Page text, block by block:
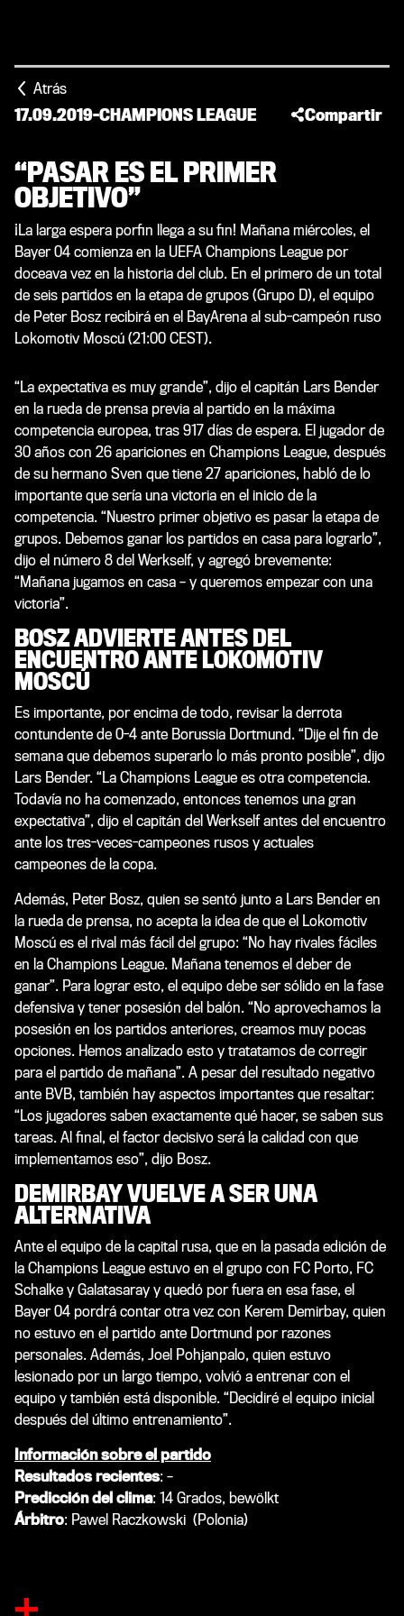
Atrás
17.09.2019-CHAMPIONS LEAGUE Compartir
“PASAR ES EL PRIMER
OBJETIVO”
¡La larga espera porfin llega a su fin! Mañana miércoles, el
Bayer 04 comienza en la UEFA Champions League por
doceava vez en la historia del club. En el primero de un total
de seis partidos en la etapa de grupos (Grupo D), el equipo
de Peter Bosz recibirá en el BayArena al sub-campeón ruso
Lokomotiv Moscú (21:00 CEST).
“La expectativa es muy grande”, dijo el capitán Lars Bender
en la rueda de prensa previa al partido en la máxima
competencia europea, tras 917 días de espera. El jugador de
30 años con 26 apariciones en Champions League, después
de su hermano Sven que tiene 27 apariciones, habló de lo
importante que sería una victoria en el inicio de la
competencia. “Nuestro primer objetivo es pasar la etapa de
grupos. Debemos ganar los partidos en casa para lograrlo”,
dijo el número 8 del Werkself, y agregó brevemente:
“Mañana jugamos en casa – y queremos empezar con una
victoria”.
BOSZADVIERTE ANTES DEL
ENCUENTRO ANTE LOKOMOTIV
MOSCÚ
Es importante, por encima de todo, revisar la derrota
contundente de 0-4 ante Borussia Dortmund. “Dije el fin de
semana que debemos superarlo lo más pronto posible”, dijo
Lars Bender. “La Champions League es otra competencia.
Todavía no ha comenzado, entonces tenemos una gran
expectativa”, dijo el capitán del Werkself antes del encuentro
ante los tres-veces-campeones rusos y actuales
campeones de la copa.
Además, Peter Bosz, quien se sentó junto a Lars Bender en
la rueda de prensa, no acepta la idea de que el Lokomotiv
Moscú es el rival más fácil del grupo: “No hay rivales fáciles
en la Champions League. Mañana tenemos el deber de
ganar”. Para lograr esto, el equipo debe ser sólido en la fase
defensiva y tener posesión del balón. “No aprovechamos la
posesión en los partidos anteriores, creamos muy pocas
opciones. Hemos analizado esto y tratatamos de corregir
para el partido de mañana”. A pesar del resultado negativo
ante BVB, también hay aspectos importantes que resaltar:
“Los jugadores saben exactamente qué hacer, se saben sus
tareas. Al final, el factor decisivo será la calidad con que
implementamos eso”, dijo Bosz.
DEMIRBAYVUELVE A SER UNA
ALTERNATIVA
Ante el equipo de la capital rusa, que en la pasada edición de
la Champions League estuvo en el grupo con FC Porto, FC
Schalke y Galatasaray y quedó por fuera en esa fase, el
Bayer 04 pordrá contar otra vez con Kerem Demirbay, quien
no estuvo en el partido ante Dortmund por razones
personales. Además, Joel Pohjanpalo, quien estuvo
lesionado por un largo tiempo, volvió a entrenar con el
equipo y también está disponible. “Decidiré el equipo inicial
después del último entrenamiento”.
Información sobre el partido
Resultados recientes: –
Predicción del clima: 14 Grados, bewölkt
Árbitro: Pawel Raczkowski (Polonia)